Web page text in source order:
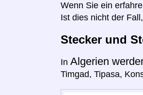
Wenn Sie ein
Ist dies nicht der
Stecker und
In Algerien
Timgad, Tipasa,